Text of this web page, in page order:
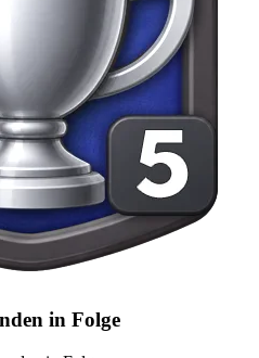
in Folge